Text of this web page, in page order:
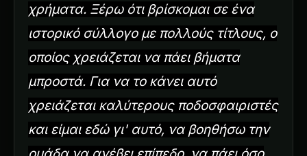
χρήματα. Ξέρω ότι βρίσκομαι σε ένα
ιστορικό σύλλογο με πολλούς τίτλους, ο
οποίος χρειάζεται να πάει βήματα
μπροστά. Για να το κάνει αυτό
χρειάζεται καλύτερους ποδοσφαιριστές
και είμαι εδώ γι' αυτό, να βοηθήσω την